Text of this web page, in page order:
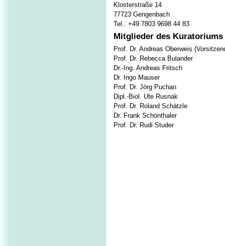
Klosterstraße 14
77723 Gengenbach
Tel.: +49 7803 9698 44 83
Mitglieder des Kuratoriums
Prof. Dr. Andreas Oberweis
Prof. Dr. Rebecca Bulander
Dr.-Ing. Andreas Fritsch
Dr. Ingo Mauser
Prof. Dr. Jörg Puchan
Dipl.-Biol. Ute Rusnak
Prof. Dr. Roland Schätzle
Dr. Frank Schönthaler
Prof. Dr. Rudi Studer